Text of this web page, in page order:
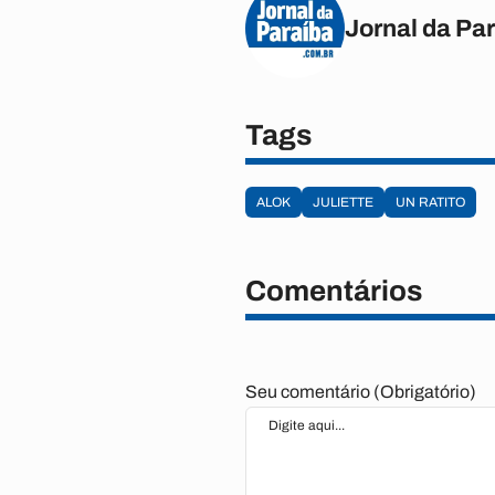
Jornal da
Tags
ALOK JULIETTE UN RATITO
Comentários
Seu comentário (Obrigatório)